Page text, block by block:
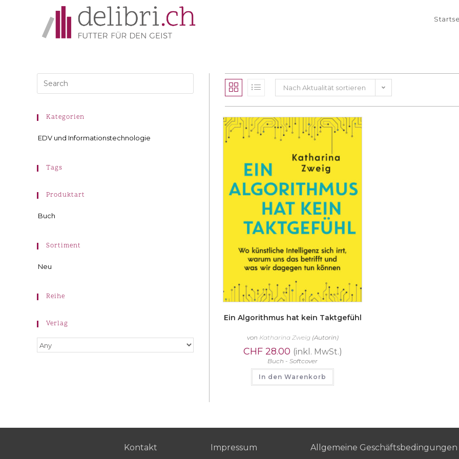
Nach Aktualität sortieren
Ein Algorithmus hat kein Taktgefühl
von Katharina Zweig(Autorin)
CHF28.00 (inkl. MwSt.)
Buch - Softcover
In den Warenkorb
Kategorien
EDV und Informationstechnologie
Tags
Produktart
Buch
Sortiment
Neu
Reihe
Verlag
Kontakt Impressum Allgemeine Geschäftsbedingungen